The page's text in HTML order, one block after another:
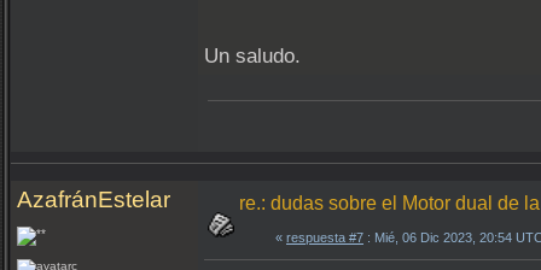
Un saludo.
AzafránEstelar re.: dudas sobre el Motor dual de
« respuesta #7 : Mié, 06 Dic 2023, 20:54